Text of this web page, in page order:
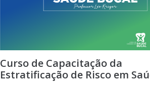
Curso de Capacitação da
Estratificação de Risco em